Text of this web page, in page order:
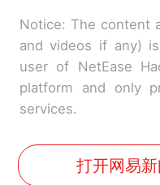
Notice: The content
and videos if any)
user of NetEase
platform and only
services.
打开网易